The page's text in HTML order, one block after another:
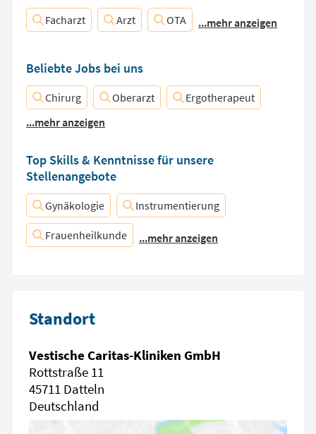
Facharzt Arzt OTA ...mehr anzeigen
Beliebte Jobs bei uns
Chirurg Oberarzt
Ergotherapeut
...mehr anzeigen
Top Skills & Kenntnisse für unsere
Stellenangebote
Gynäkologie Instrumentierung
Frauenheilkunde ...mehr anzeigen
Standort
Vestische Caritas-Kliniken GmbH
Rottstraße 11
45711 Datteln
Deutschland